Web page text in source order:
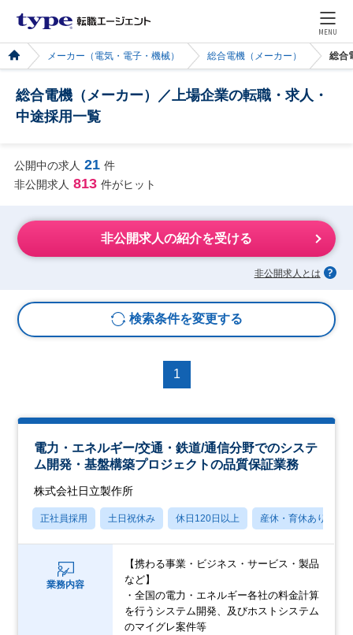
MENU
メーカー（電気・電子・機械） 総合電機（メーカー） 総合
総合電機（メーカー）／上場企業の転職・求人・
中途採用一覧
公開中の求人 21 件
非公開求人 813 件がヒット
非公開求人の紹介を受ける
非公開求人とは
検索条件を変更する
1
電力・エネルギー/交通・鉄道/通信分野でのシステ
ム開発・基盤構築プロジェクトの品質保証業務
株式会社日立製作所
正社員採用 土日祝休み 休日120日以上 産休・育休あり
業務内容
【携わる事業・ビジネス・サービス・製品
など】
・全国の電力・エネルギー各社の料金計算
を行うシステム開発、及びホストシステム
のマイグレ案件等